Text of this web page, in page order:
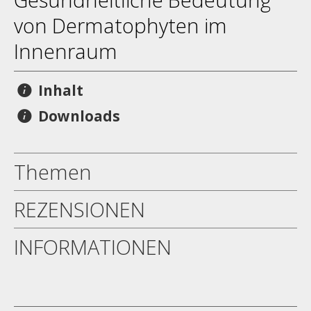
von Dermatophyten im
Innenraum
Inhalt
Downloads
Themen
REZENSIONEN
INFORMATIONEN